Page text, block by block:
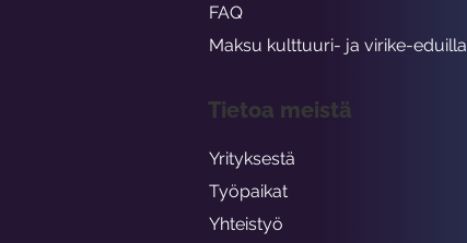
FAQ
Maksu kulttuuri- ja virike-eduilla
Tietoa meistä
Yrityksestä
Työpaikat
Yhteistyö